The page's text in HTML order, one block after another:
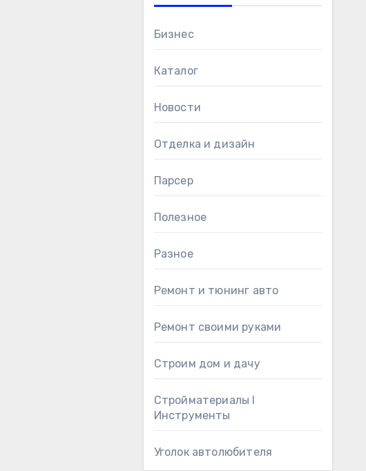
Бизнес
Каталог
Новости
Отделка и дизайн
Парсер
Полезное
Разное
Ремонт и тюнинг авто
Ремонт своими руками
Строим дом и дачу
Стройматериалы l
Инструменты
Уголок автолюбителя